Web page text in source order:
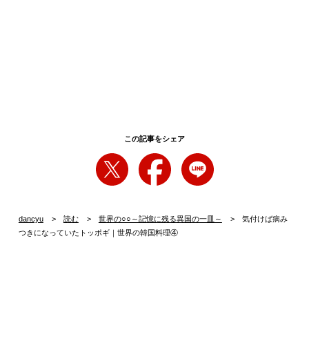
この記事をシェア
dancyu 読む 世界の○○～記憶に残る異国の一皿～
気付けば病み
つきになっていたトッポギ｜世界の韓国料理④